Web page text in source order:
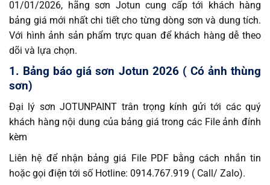
01/01/2026, hãng sơn Jotun cung cấp tới khách hàng
bảng giá mới nhất chi tiết cho từng dòng sơn và dung tích.
Với hình ảnh sản phẩm trực quan để khách hàng dễ theo
dõi và lựa chọn.
1. Bảng báo giá sơn Jotun 2026 ( Có ảnh thùng
sơn)
Đại lý sơn JOTUNPAINT trân trọng kính gửi tới các quý
khách hàng nội dung của bảng giá trong các File ảnh đính
kèm
Liên hệ để nhận bảng giá File PDF bằng cách nhắn tin
hoặc gọi điện tới số Hotline: 0914.767.919 ( Call/ Zalo).